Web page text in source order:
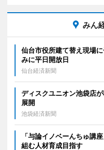
みん
仙台市役所建て替え現場
みに平日開放日
仙台経済新聞
ディスクユニオン池袋店
展開
池袋経済新聞
「与論イノベーんちゅ講
組む人材育成目指す